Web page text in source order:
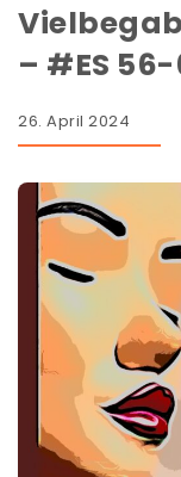
– #ES
26. April 2024